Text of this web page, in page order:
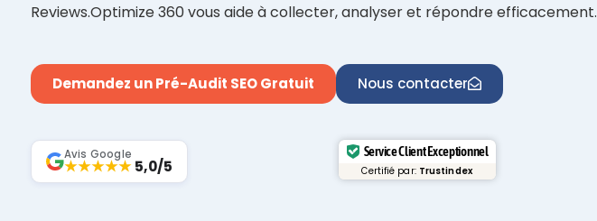
Reviews.Optimize 360 vous aide à collecter, analyser et répondre efficacement.
Demandez un Pré-Audit SEO Gratuit Nous contacter
Avis Google
★★★★★5,0/5
Service Client Exceptionnel
Certifié par: Trustindex